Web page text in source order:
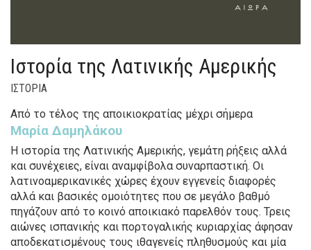
Ιστορία της Λατινικής Αμερικής
ΙΣΤΟΡΙΑ
Από το τέλος της αποικιοκρατίας μέχρι σήμερα
Μαρία Δαμηλάκου
Η ιστορία της Λατινικής Αμερικής, γεμάτη ρήξεις αλλά
και συνέχειες, είναι αναμφίβολα συναρπαστική. Οι
λατινοαμερικανικές χώρες έχουν εγγενείς διαφορές
αλλά και βασικές ομοιότητες που σε μεγάλο βαθμό
πηγάζουν από το κοινό αποικιακό παρελθόν τους. Τρεις
αιώνες ισπανικής και πορτογαλικής κυριαρχίας άφησαν
αποδεκατισμένους τους ιθαγενείς πληθυσμούς και μία